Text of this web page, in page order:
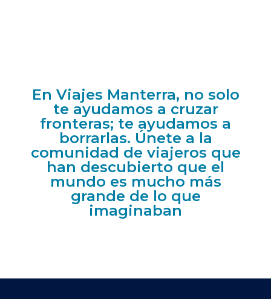
En Viajes Manterra, no solo
te ayudamos a cruzar
fronteras; te ayudamos a
borrarlas. Únete a la
comunidad de viajeros que
han descubierto que el
mundo es mucho más
grande de lo que
imaginaban